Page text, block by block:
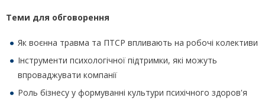
Теми для обговорення
Як воєнна травма та ПТСР впливають на робочі колективи
Інструменти психологічної підтримки, які можуть
впроваджувати компанії
Роль бізнесу у формуванні культури психічного здоров'я